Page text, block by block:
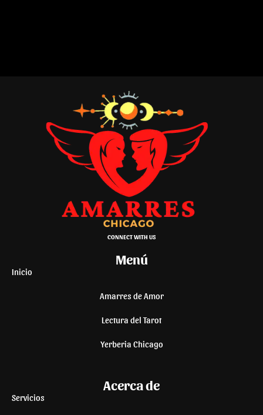
CONNECT WITH US
Menú
Inicio
Amarres de Amor
Lectura del Tarot
Yerberia Chicago
Acerca de
Servicios